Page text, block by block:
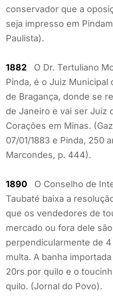
conservador que a
seja impresso em
Paulista).
1882 O Dr. Tertuliano
Pinda, é o Juiz Municipal
de Bragança, donde se
de Janeiro e vai ser Juiz
Corações em Minas.
07/01/1883 e Pinda, 250
Marcondes, p. 444).
1890 O Conselho de
Taubaté baixa a
que os vendedores de
mercado ou fora dele
perpendicularmente de
multa. A banha
20rs por quilo e o
quilo. (Jornal do Povo).